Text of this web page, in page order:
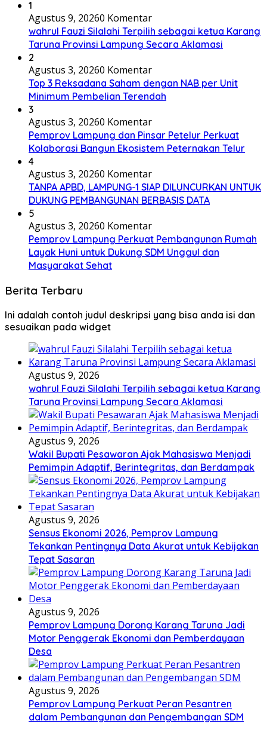
1
Agustus 9, 20260 Komentar
wahrul Fauzi Silalahi Terpilih sebagai ketua Karang
Taruna Provinsi Lampung Secara Aklamasi
2
Agustus 3, 20260 Komentar
Top 3 Reksadana Saham dengan NAB per Unit
Minimum Pembelian Terendah
3
Agustus 3, 20260 Komentar
Pemprov Lampung dan Pinsar Petelur Perkuat
Kolaborasi Bangun Ekosistem Peternakan Telur
4
Agustus 3, 20260 Komentar
TANPA APBD, LAMPUNG-1 SIAP DILUNCURKAN UNTUK
DUKUNG PEMBANGUNAN BERBASIS DATA
5
Agustus 3, 20260 Komentar
Pemprov Lampung Perkuat Pembangunan Rumah
Layak Huni untuk Dukung SDM Unggul dan
Masyarakat Sehat
Berita Terbaru
Ini adalah contoh judul deskripsi yang bisa anda isi dan
sesuaikan pada widget
Agustus 9, 2026
wahrul Fauzi Silalahi Terpilih sebagai ketua Karang
Taruna Provinsi Lampung Secara Aklamasi
Agustus 9, 2026
Wakil Bupati Pesawaran Ajak Mahasiswa Menjadi
Pemimpin Adaptif, Berintegritas, dan Berdampak
Agustus 9, 2026
Sensus Ekonomi 2026, Pemprov Lampung
Tekankan Pentingnya Data Akurat untuk Kebijakan
Tepat Sasaran
Agustus 9, 2026
Pemprov Lampung Dorong Karang Taruna Jadi
Motor Penggerak Ekonomi dan Pemberdayaan
Desa
Agustus 9, 2026
Pemprov Lampung Perkuat Peran Pesantren
dalam Pembangunan dan Pengembangan SDM